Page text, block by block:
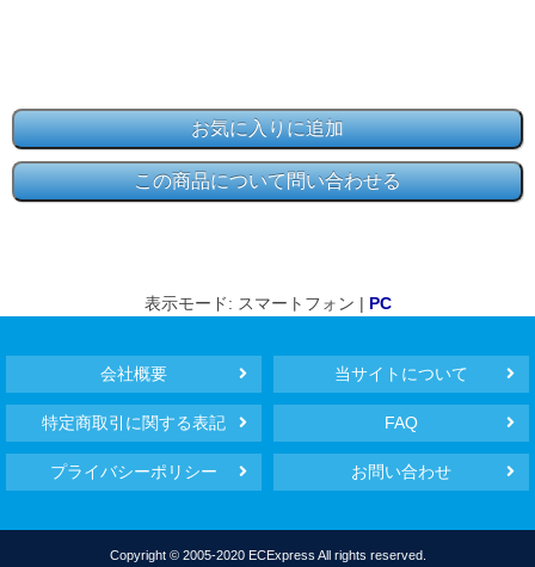
表示モード: スマートフォン | PC
会社概要 当サイトについて
特定商取引に関する表記 FAQ
プライバシーポリシー お問い合わせ
Copyright © 2005-2020 ECExpress All rights reserved.